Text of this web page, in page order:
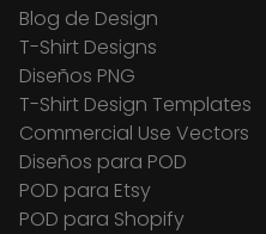
Blog de Design
T-Shirt Designs
Diseños PNG
T-Shirt Design Templates
Commercial Use Vectors
Diseños para POD
POD para Etsy
POD para Shopify